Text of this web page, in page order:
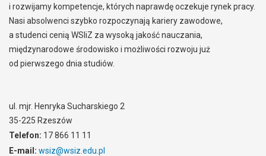
i rozwijamy kompetencje, których naprawdę oczekuje rynek pracy.
Nasi absolwenci szybko rozpoczynają kariery zawodowe,
a studenci cenią WSIiZ za wysoką jakość nauczania,
międzynarodowe środowisko i możliwości rozwoju już
od pierwszego dnia studiów.
ul. mjr. Henryka Sucharskiego 2
35-225 Rzeszów
Telefon: 17 866 11 11
E-mail: wsiz@wsiz.edu.pl